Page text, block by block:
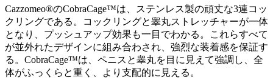
Cazzomeo®のCobraCage™は、ステンレス製の頑丈な3連コッ
クリングである。コックリングと睾丸ストレッチャーが一体
となり、プッシュアップ効果も一目でわかる。これらすべて
が並外れたデザインに組み合わされ、強烈な装着感を保証す
る。CobraCage™は、ペニスと睾丸を目に見えて強調し、全
体がふっくらと重く、より支配的に見える。